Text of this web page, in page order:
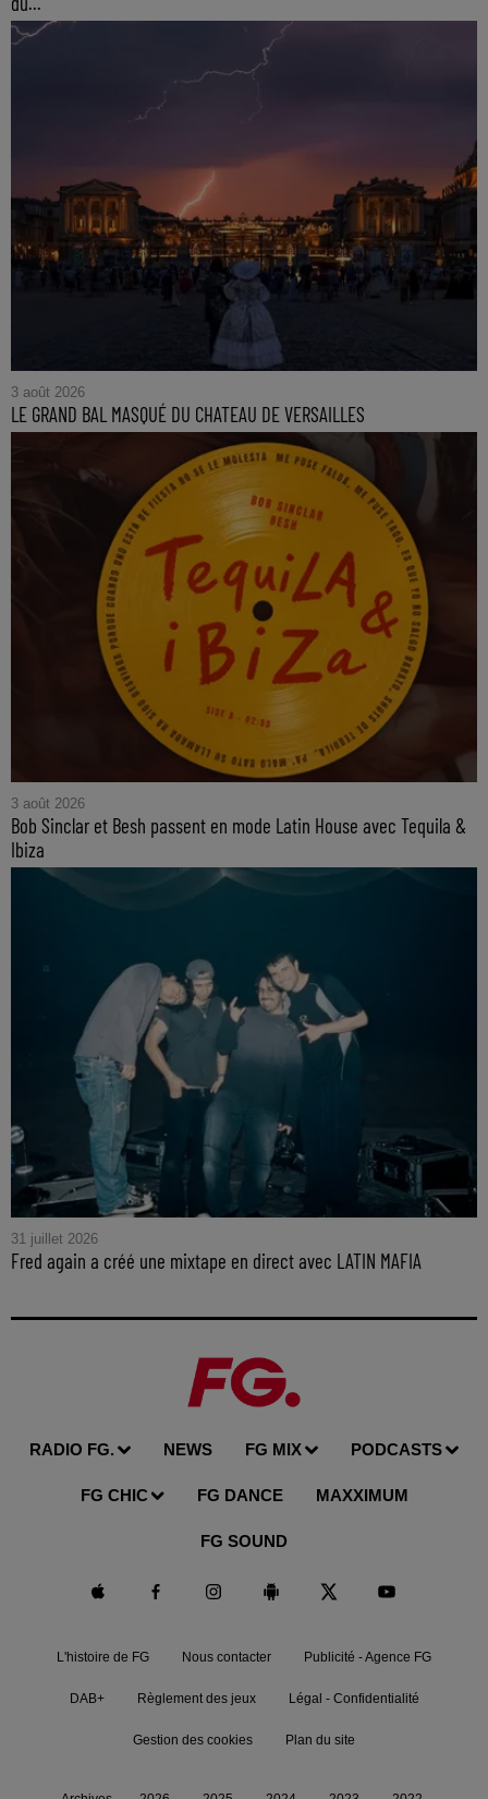
3 août 2026
LE GRAND BAL MASQUÉ DU CHATEAU DE VERSAILLES
3 août 2026
Bob Sinclar et Besh passent en mode Latin House avec Tequila &
Ibiza
31 juillet 2026
Fred again a créé une mixtape en direct avec LATIN MAFIA
RADIO FG. NEWS FG MIX PODCASTS
FG CHIC FG DANCE MAXXIMUM
FG SOUND
L'histoire de FG Nous contacter Publicité - Agence FG
DAB+ Règlement des jeux Légal - Confidentialité
Gestion des cookies Plan du site